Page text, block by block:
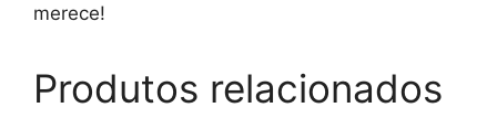
merece!
Produtos relacionados